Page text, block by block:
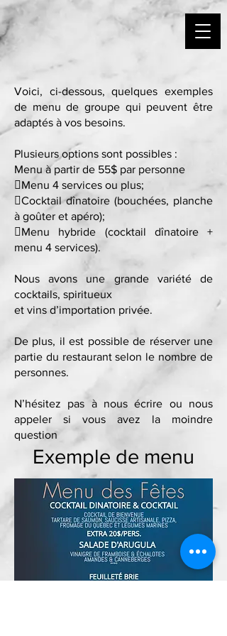
Voici, ci-dessous, quelques exemples
de menu de groupe qui peuvent être
adaptés à vos besoins.
Plusieurs options sont possibles :
Menu à partir de 55$ par personne
Menu 4 services ou plus;
Cocktail dînatoire (bouchées, planche
à goûter et apéro);
Menu hybride (cocktail dînatoire +
menu 4 services).
Nous avons une grande variété de
cocktails, spiritueux
et vins d’importation privée.
De plus, il est possible de réserver une
partie du restaurant selon le nombre de
personnes.
N’hésitez pas à nous écrire ou nous
appeler si vous avez la moindre
question
Exemple de menu